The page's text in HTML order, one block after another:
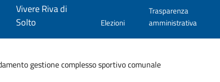
Vivere Riva di
Solto
Elezioni
Trasparenza
amministrativa
gestione complesso sportivo comunale